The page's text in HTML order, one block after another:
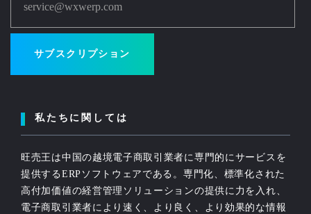
service@wxwerp.com
サブスクリプション
私たちに関しては
旺売王は中国の越境電子商取引業者に専門的にサービスを
提供するERPソフトウェアである。専門化、標準化された
高付加価値の経営管理ソリューションの提供に力を入れ、
電子商取引業者により速く、より良く、より効果的な情報